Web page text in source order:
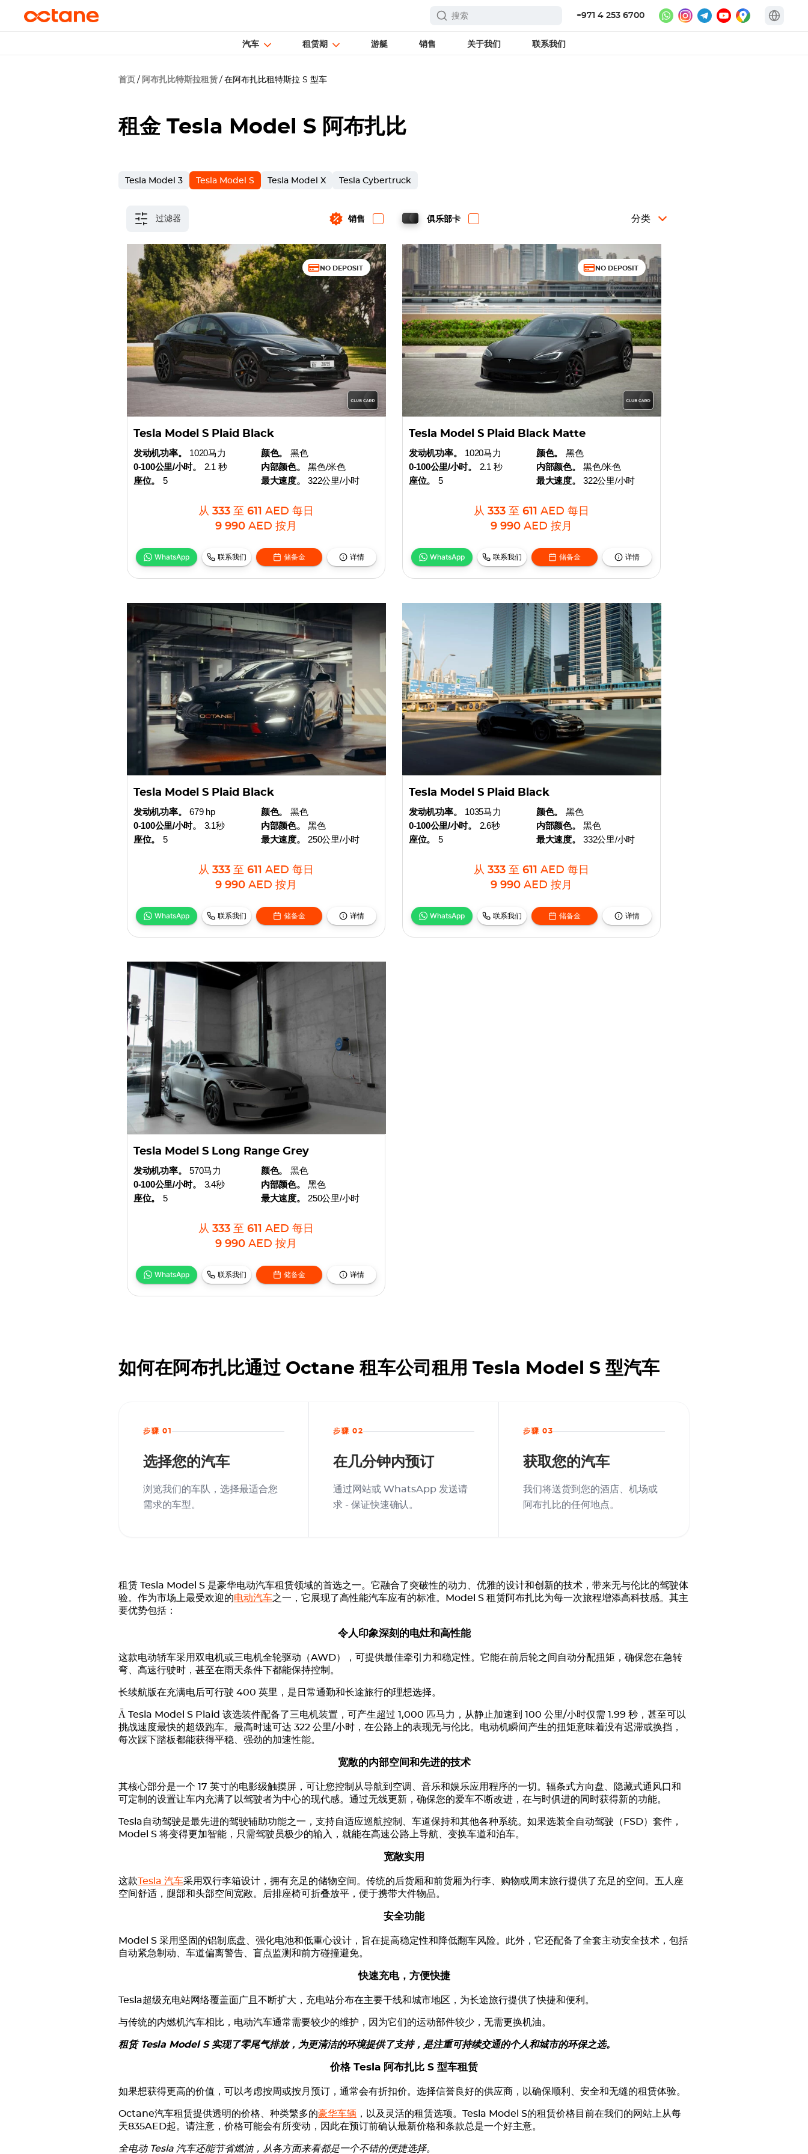
+971 4 253 6700
汽车 租赁期 游艇 销售 关于我们 联系我们
首页 阿布扎比特斯拉租赁 在阿布扎比租特斯拉 S 型车
租金 Tesla Model S 阿布扎比
Tesla Model 3 Tesla Model S Tesla Model X Tesla Cybertruck
过滤器 销售 俱乐部卡 分类
NO DEPOSIT
Tesla Model S Plaid Black
发动机功率。
1020马力
0-100公里/小时。
2.1 秒
座位。
5
颜色。
黑色
内部颜色。
黑色/米色
最大速度。
322公里/小时
从 333 至 611 AED 每日
9 990 AED 按月
WhatsApp 联系我们 储备金 详情
NO DEPOSIT
Tesla Model S Plaid Black Matte
发动机功率。
1020马力
0-100公里/小时。
2.1 秒
座位。
5
颜色。
黑色
内部颜色。
黑色/米色
最大速度。
322公里/小时
从 333 至 611 AED 每日
9 990 AED 按月
WhatsApp 联系我们 储备金 详情
Tesla Model S Plaid Black
发动机功率。
679 hp
0-100公里/小时。
3.1秒
座位。
5
颜色。
黑色
内部颜色。
黑色
最大速度。
250公里/小时
从 333 至 611 AED 每日
9 990 AED 按月
WhatsApp 联系我们 储备金 详情
Tesla Model S Plaid Black
发动机功率。
1035马力
0-100公里/小时。
2.6秒
座位。
5
颜色。
黑色
内部颜色。
黑色
最大速度。
332公里/小时
从 333 至 611 AED 每日
9 990 AED 按月
WhatsApp 联系我们 储备金 详情
Tesla Model S Long Range Grey
发动机功率。
570马力
0-100公里/小时。
3.4秒
座位。
5
颜色。
黑色
内部颜色。
黑色
最大速度。
250公里/小时
从 333 至 611 AED 每日
9 990 AED 按月
WhatsApp 联系我们 储备金 详情
如何在阿布扎比通过 Octane 租车公司租用 Tesla Model S 型汽车
步骤 01
选择您的汽车
浏览我们的车队，选择最适合您
需求的车型。
步骤 02
在几分钟内预订
通过网站或 WhatsApp 发送请
求 - 保证快速确认。
步骤 03
获取您的汽车
我们将送货到您的酒店、机场或
阿布扎比的任何地点。
租赁 Tesla Model S 是豪华电动汽车租赁领域的首选之一。它融合了突破性的动力、优雅的设计和创新的技术，带来无与伦比的驾驶体
验。作为市场上最受欢迎的电动汽车之一，它展现了高性能汽车应有的标准。Model S 租赁阿布扎比为每一次旅程增添高科技感。其主
要优势包括：
令人印象深刻的电灶和高性能
这款电动轿车采用双电机或三电机全轮驱动（AWD），可提供最佳牵引力和稳定性。它能在前后轮之间自动分配扭矩，确保您在急转
弯、高速行驶时，甚至在雨天条件下都能保持控制。
长续航版在充满电后可行驶 400 英里，是日常通勤和长途旅行的理想选择。
Ǟ Tesla Model S Plaid 该选装件配备了三电机装置，可产生超过 1,000 匹马力，从静止加速到 100 公里/小时仅需 1.99 秒，甚至可以
挑战速度最快的超级跑车。最高时速可达 322 公里/小时，在公路上的表现无与伦比。电动机瞬间产生的扭矩意味着没有迟滞或换挡，
每次踩下踏板都能获得平稳、强劲的加速性能。
宽敞的内部空间和先进的技术
其核心部分是一个 17 英寸的电影级触摸屏，可让您控制从导航到空调、音乐和娱乐应用程序的一切。辐条式方向盘、隐藏式通风口和
可定制的设置让车内充满了以驾驶者为中心的现代感。通过无线更新，确保您的爱车不断改进，在与时俱进的同时获得新的功能。
Tesla自动驾驶是最先进的驾驶辅助功能之一，支持自适应巡航控制、车道保持和其他各种系统。如果选装全自动驾驶（FSD）套件，
Model S 将变得更加智能，只需驾驶员极少的输入，就能在高速公路上导航、变换车道和泊车。
宽敞实用
这款Tesla 汽车采用双行李箱设计，拥有充足的储物空间。传统的后货厢和前货厢为行李、购物或周末旅行提供了充足的空间。五人座
空间舒适，腿部和头部空间宽敞。后排座椅可折叠放平，便于携带大件物品。
安全功能
Model S 采用坚固的铝制底盘、强化电池和低重心设计，旨在提高稳定性和降低翻车风险。此外，它还配备了全套主动安全技术，包括
自动紧急制动、车道偏离警告、盲点监测和前方碰撞避免。
快速充电，方便快捷
Tesla超级充电站网络覆盖面广且不断扩大，充电站分布在主要干线和城市地区，为长途旅行提供了快捷和便利。
与传统的内燃机汽车相比，电动汽车通常需要较少的维护，因为它们的运动部件较少，无需更换机油。
租赁 TeslaModel S 实现了零尾气排放，为更清洁的环境提供了支持，是注重可持续交通的个人和城市的环保之选。
价格 Tesla 阿布扎比 S 型车租赁
如果想获得更高的价值，可以考虑按周或按月预订，通常会有折扣价。选择信誉良好的供应商，以确保顺利、安全和无缝的租赁体验。
Octane汽车租赁提供透明的价格、种类繁多的豪华车辆 ，以及灵活的租赁选项。Tesla Model S的租赁价格目前在我们的网站上从每
天835AED起。请注意，价格可能会有所变动，因此在预订前确认最新价格和条款总是一个好主意。
全电动 Tesla 汽车还能节省燃油，从各方面来看都是一个不错的便捷选择。